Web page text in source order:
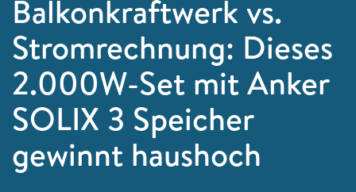
Balkonkraftwerk vs.
Stromrechnung: Dieses
2.000W-Set mit Anker
SOLIX 3 Speicher
gewinnt haushoch